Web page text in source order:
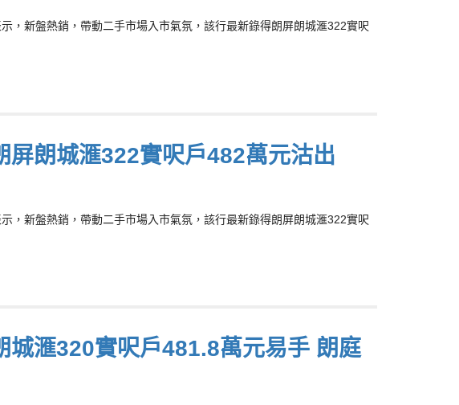
，新盤熱銷，帶動二手市場入市氣氛，該行最新錄得朗屏朗城滙322實呎
朗城滙322實呎戶482萬元沽出
，新盤熱銷，帶動二手市場入市氣氛，該行最新錄得朗屏朗城滙322實呎
城滙320實呎戶481.8萬元易手 朗庭